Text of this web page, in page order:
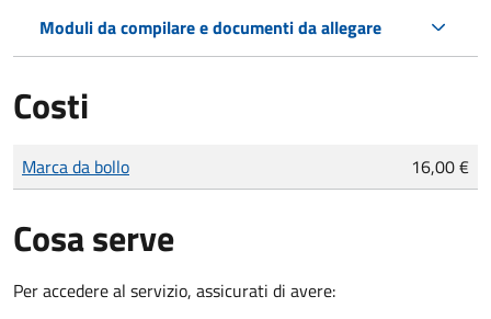
Moduli da compilare e documenti da allegare
Costi
Tipo di pagamento
Importo
Marca da bollo 16,00 €
Cosa serve
Per accedere al servizio, assicurati di avere: